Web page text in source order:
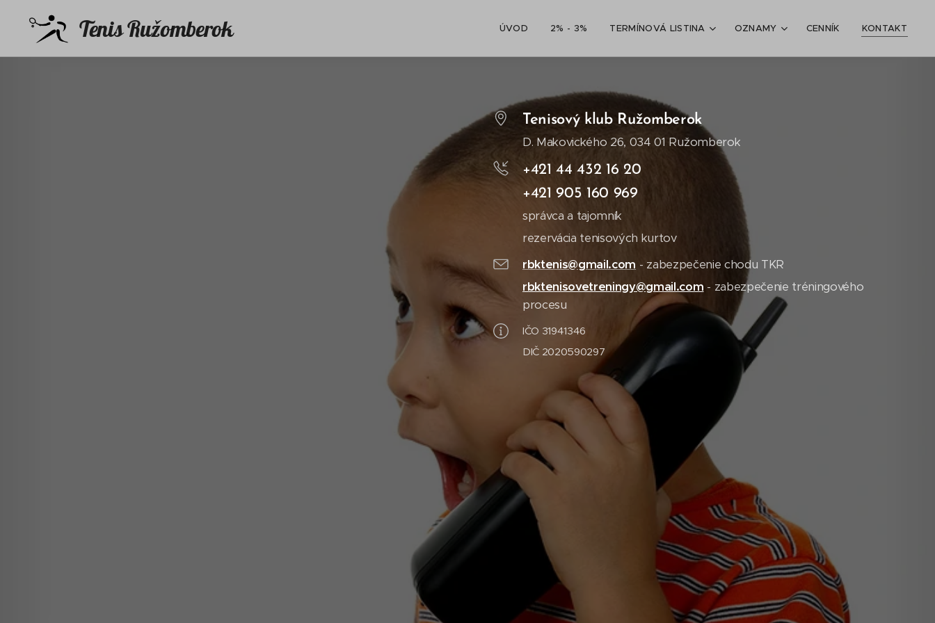
Tenis Ružomberok ÚVOD 2% - 3% TERMÍNOVÁ LISTINA OZNAMY CENNÍK KONTAKT
Tenisový klub Ružomberok
D. Makovického 26, 034 01 Ružomberok
+421 44 432 16 20
+421 905 160 969
správca a tajomník
rezervácia tenisových kurtov
rbktenis@gmail.com - zabezpečenie chodu TKR
rbktenisovetreningy@gmail.com - zabezpečenie tréningového
procesu
IČO 31941346
DIČ 2020590297